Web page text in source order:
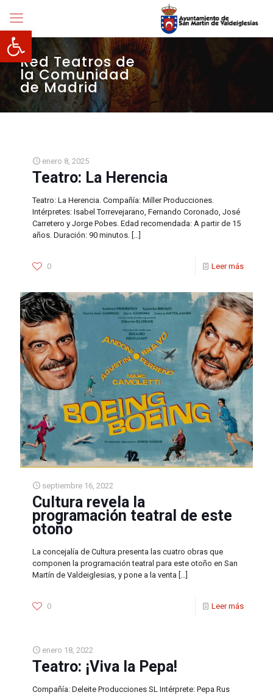
Abrir barra de herramientas
Red Teatros de
la Comunidad
de Madrid
enero 8, 2025
Teatro: La Herencia
Teatro: La Herencia. Compañía: Miller Producciones.
Intérpretes: Isabel Torrevejarano, Fernando Coronado, José
Carretero y Jorge Pobes. Edad recomendada: A partir de 15
años. Duración: 90 minutos. […]
0 Leer más
septiembre 16, 2022
Cultura revela la
programación teatral de este
otoño
La concejalía de Cultura presenta las cuatro obras que
componen la programación teatral para este otoño en San
Martín de Valdeiglesias, y pone a la venta […]
0 Leer más
enero 18, 2022
Teatro: ¡Viva la Pepa!
Compañía: Deleite Producciones SL Intérprete: Pepa Rus